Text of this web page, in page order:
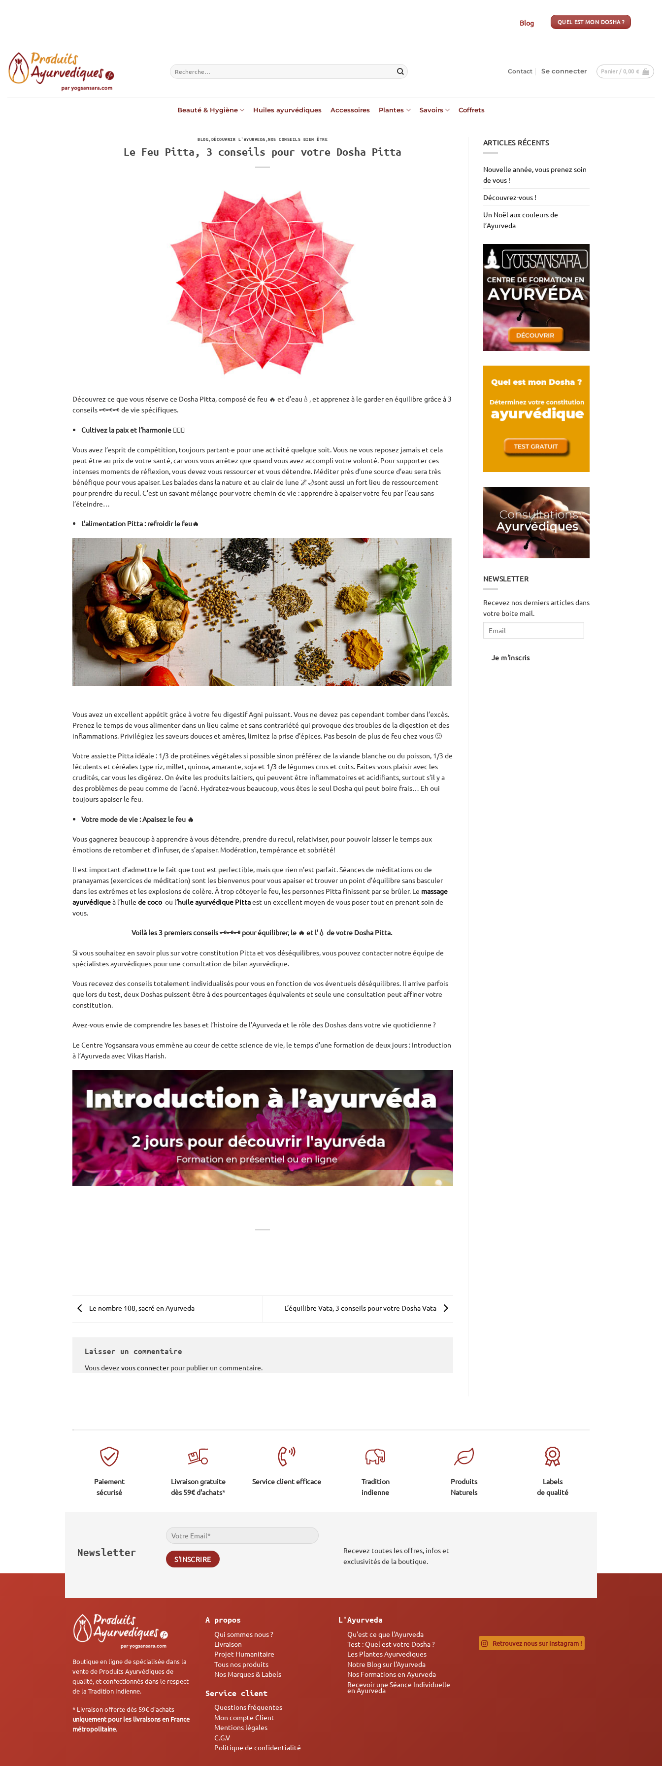
Blog QUEL EST MON DOSHA ?
Recherche
pour :
Contact Se connecter Panier /0,00 €
Beauté & Hygiène Huiles ayurvédiques Accessoires Plantes Savoirs Coffrets
BLOG,DÉCOUVRIR L'AYURVEDA ,NOS CONSEILS BIEN ÊTRE
Le Feu Pitta, 3 conseils pour votre Dosha Pitta
Découvrez ce que vous réserve ce Dosha Pitta, composé de feu 🔥 et d’eau💧, et apprenez à le garder en équilibre grâce à 3
conseils 🗝️🗝️🗝️ de vie spécifiques.
Cultivez la paix et l’harmonie 🧘🏾‍♀️
Vous avez l’esprit de compétition, toujours partant-e pour une activité quelque soit. Vous ne vous reposez jamais et cela
peut être au prix de votre santé, car vous vous arrêtez que quand vous avez accompli votre volonté. Pour supporter ces
intenses moments de réflexion, vous devez vous ressourcer et vous détendre. Méditerprès d’une source d’eau sera très
bénéfique pour vous apaiser. Les balades dans la nature et au clair de lune 🌌🌙sont aussi un fort lieu de ressourcement
pour prendre du recul. C’est un savant mélange pour votre chemin de vie : apprendre à apaiser votre feu par l’eau sans
l’éteindre…
L’alimentation Pitta : refroidir le feu🔥
Vous avez un excellent appétit grâce à votre feu digestif Agni puissant. Vous ne devez pas cependant tomber dans l’excès.
Prenez le temps de vous alimenter dans un lieu calme et sans contrariété qui provoque des troubles de la digestion et des
inflammations. Privilégiez les saveurs douces et amères, limitez la prise d’épices. Pas besoin de plus de feu chez vous 🙂
Votre assiette Pitta idéale : 1/3 de protéines végétales si possible sinon préférez de la viande blanche ou du poisson, 1/3 de
féculents et céréales type riz, millet, quinoa, amarante, soja et 1/3 de légumes crus et cuits. Faites-vous plaisir avec les
crudités, car vous les digérez. On évite les produits laitiers, qui peuvent être inflammatoires et acidifiants, surtout s’il y a
des problèmes de peau comme de l’acné. Hydratez-vous beaucoup, vous êtes le seul Dosha qui peut boire frais… Eh oui
toujours apaiser le feu.
Votre mode de vie: Apaisez le feu 🔥
Vous gagnerez beaucoup à apprendre à vous détendre, prendre du recul, relativiser, pour pouvoir laisser le temps aux
émotions de retomber et d’infuser, de s’apaiser. Modération, tempérance et sobriété!
Il est important d’admettre le fait que tout est perfectible, mais que rien n’est parfait.Séances de méditationsou de
pranayamas (exercices de méditation) sont les bienvenus pour vous apaiser et trouver un point d’équilibre sans basculer
dans les extrêmes et les explosions de colère. À trop côtoyer le feu, les personnes Pitta finissent par se brûler. Le massage
ayurvédiqueà l’huile de coco ou l’huile ayurvédique Pittaest un excellent moyen de vous poser tout en prenant soin de
vous.
Voilà les 3 premiers conseils 🗝️🗝️🗝️ pour équilibrer, le 🔥 et l’💧 de votre Dosha Pitta.
Si vous souhaitez en savoir plus sur votre constitution Pitta et vos déséquilibres, vous pouvez contacter notre équipe de
spécialistes ayurvédiques pour une consultation de bilan ayurvédique.
Vous recevez des conseils totalement individualisés pour vous en fonction de vos éventuels déséquilibres. Il arrive parfois
que lors du test, deux Doshas puissent être à des pourcentages équivalents et seule une consultation peut affiner votre
constitution.
Avez-vous envie de comprendre les bases et l’histoire de l’Ayurveda et le rôle des Doshas dans votre vie quotidienne ?
Le Centre Yogsansara vous emmène au cœur de cette science de vie, le temps d’une formation de deux jours : Introduction
à l’Ayurveda avec Vikas Harish.
Le nombre 108, sacré en Ayurveda L’équilibre Vata, 3 conseils pour votre Dosha Vata
Laisser un commentaire
Vous devez vous connecterpour publier un commentaire.
ARTICLES RÉCENTS
Nouvelle année, vous prenez soin
de vous !
Découvrez-vous !
Un Noël aux couleurs de
l’Ayurveda
NEWSLETTER
Recevez nos derniers articles dans
votre boite mail.
Je m'inscris
Paiement
sécurisé
Livraison gratuite
dès 59€ d'achats*
Service client efficace
Tradition
indienne
Produits
Naturels
Labels
de qualité
Newsletter
Recevez toutes les offres, infos et
exclusivités de la boutique.
Boutique en ligne de spécialisée dans la
vente de Produits Ayurvédiques de
qualité, et confectionnés dans le respect
de la Tradition Indienne.
* Livraison offerte dès 59€ d'achats
uniquement pour les livraisons en France
métropolitaine.
A propos
Qui sommes nous ?
Livraison
Projet Humanitaire
Tous nos produits
Nos Marques & Labels
Service client
Questions fréquentes
Mon compte Client
Mentions légales
C.G.V
Politique de confidentialité
L'Ayurveda
Qu'est ce que l'Ayurveda
Test : Quel est votre Dosha ?
Les Plantes Ayurvediques
Notre Blog sur l'Ayurveda
Nos Formations en Ayurveda
Recevoir une Séance Individuelle
en Ayurveda
Retrouvez nous sur Instagram !